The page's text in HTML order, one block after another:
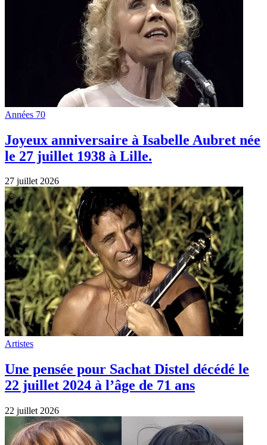
Années 70
Joyeux anniversaire à Isabelle Aubret née
le 27 juillet 1938 à Lille.
27 juillet 2026
Artistes
Une pensée pour Sachat Distel décédé le
22 juillet 2024 à l’âge de 71 ans
22 juillet 2026